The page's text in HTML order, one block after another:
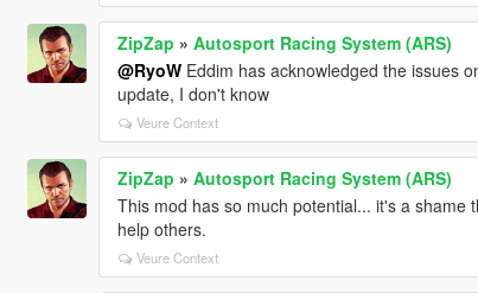
ZipZap » Autosport Racing System (ARS)
@RyoWEddim has acknowledged the issues
update, I don't know
Veure Context
ZipZap » Autosport Racing System (ARS)
This mod has so much potential... it's a shame
help others.
Veure Context